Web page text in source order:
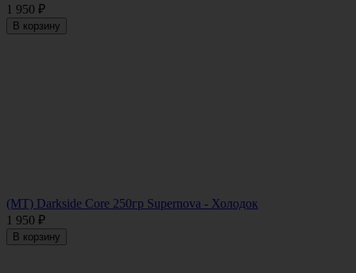
1 950 ₽
В корзину
(MT) Darkside Core 250гр Supernova - Холодок
1 950 ₽
В корзину